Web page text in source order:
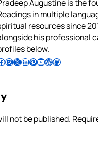
Augustine is the
in multiple
resources since
his professional
below.
Follow Pradeep on InstagramFollow Pradeep on X Follow Pradeep on LinkedIn Follow Pradeep on Pinterest Subscribe to Pradeep’s Youtube Channel Follow Pradeep on WordPress Follow Pradeep on GitHub
not be published.